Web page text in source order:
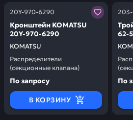
20Y-970-6290
KOMATSU
Кронштейн KOMATSU
20Y-970-6290
Распределители
(секционные клапана)
Заказывая запчасти у нас, вы
По запросу
В КОРЗИНУ
62-
По